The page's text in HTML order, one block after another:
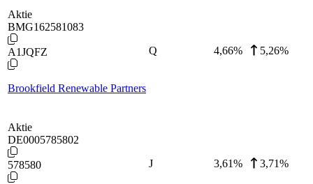
Aktie
BMG162581083
A1JQFZ
Brookfield Renewable Partners
Q 4,66% 5,26%
Aktie
DE0005785802
578580 J 3,61% 3,71%